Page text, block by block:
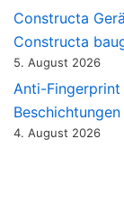
Constructa
Constructa
5. August 2026
Anti-Fingerprint
4. August 2026